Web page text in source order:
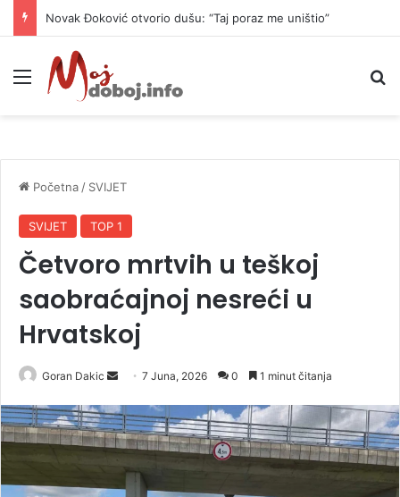
Novak Đoković otvorio dušu: “Taj poraz me uništio”
Meni
Početna / SVIJET
SVIJET TOP 1
Četvoro mrtvih u teškoj
saobraćajnoj nesreći u
Hrvatskoj
Goran Dakic
n
d
7 Juna, 2026 0 1 minut čitanja